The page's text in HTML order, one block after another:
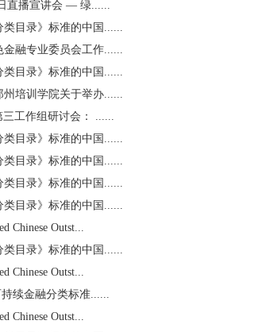
直播宣讲会 — 绿......
类目录》标准的中国......
金融专业委员会工作......
类目录》标准的中国......
州培训学院关于举办......
工作组研讨会： ......
类目录》标准的中国......
类目录》标准的中国......
类目录》标准的中国......
类目录》标准的中国......
Chinese Outst...
类目录》标准的中国......
Chinese Outst...
续金融分类标准......
Chinese Outst...